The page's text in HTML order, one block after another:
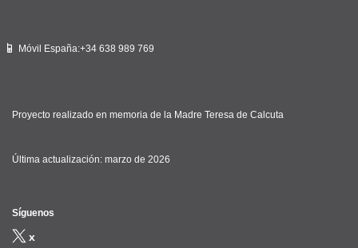
Móvil España:+34 638 989 769
Proyecto realizado en memoria de la Madre Teresa de Calcuta
Última actualización: marzo de 2026
Síguenos
x